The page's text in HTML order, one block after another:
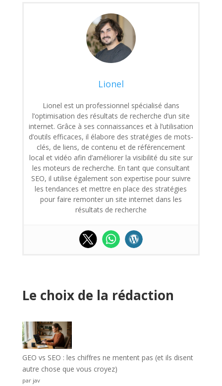
Lionel
Lionel est un professionnel spécialisé dans
l’optimisation des résultats de recherche d’un site
internet. Grâce à ses connaissances et à l’utilisation
d’outils efficaces, il élabore des stratégies de mots-
clés, de liens, de contenu et de référencement
local et vidéo afin d’améliorer la visibilité du site sur
les moteurs de recherche. En tant que consultant
SEO, il utilise également son expertise pour suivre
les tendances et mettre en place des stratégies
pour faire remonter un site internet dans les
résultats de recherche
Le choix de la rédaction
GEO vs SEO : les chiffres ne mentent pas (et ils disent
autre chose que vous croyez)
par jav